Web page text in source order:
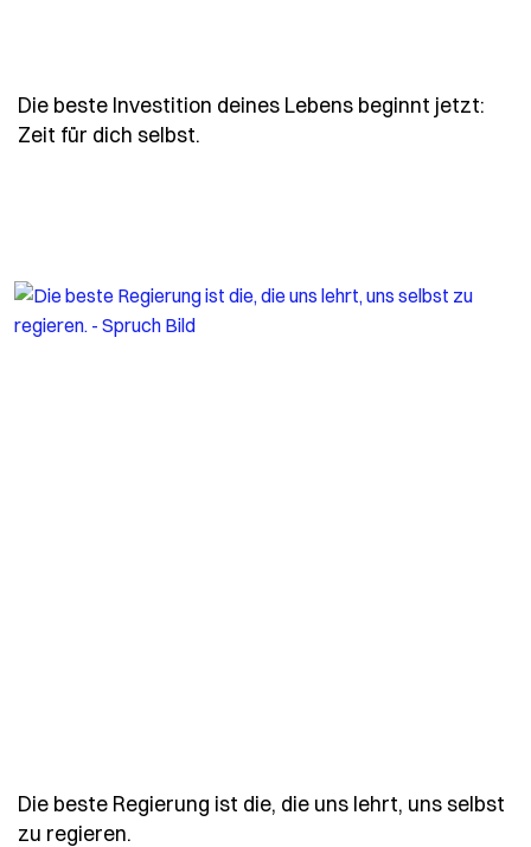
Die beste Investition deines Lebens beginnt jetzt:
Zeit für dich selbst.
Die beste Regierung ist die, die uns lehrt, uns selbst
zu regieren.